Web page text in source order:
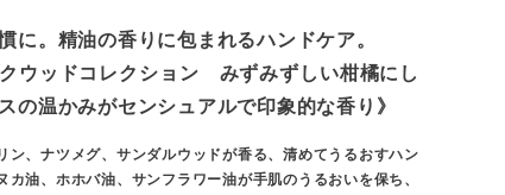
に。精油の香りに包まれるハンドケア。
クウッドコレクション みずみずしい柑橘にし
の温かみがセンシュアルで印象的な香り》
ン、ナツメグ、サンダルウッドが香る、清めてうるおすハン
カ油、ホホバ油、サンフラワー油が手肌のうるおいを保ち、